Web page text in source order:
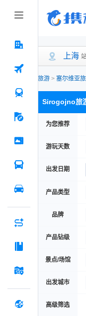
上海
旅游 > 塞尔维亚
Sirogojno旅
为您推荐
游玩天数
出发日期
产品类型
品牌
产品钻级
景点/场馆
出发城市
高级筛选